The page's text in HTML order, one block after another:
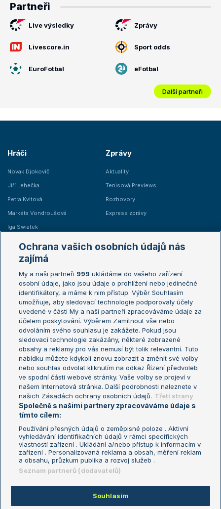
Partneři
Live výsledky Zprávy
Livescore.in Sport odds
EuroFotbal eFotbal
Další partneři
Hráči
Novak Djokovič
Jiří Lehečka
Petra Kvitová
Markéta Vondroušová
Iga Swiatek
Zprávy
Aktuality
Tenisová Previews
Rozhovory
Express zprávy
Žebříčky
Žebříček ATP (muži)
Žebříček WTA (ženy)
Sázkařský žebříček
Australian Open
French Open
Wimbledon
US Open
Turnaj mistrů
Turnaj mistryň
Aktualní trendy
Fotbalové přestupy
Livesport Daily
LS Prague Open
Podmínky užití
Nastavení soukromí
GDPR a žurnalistika
Reklama
Kontakt
Informace o zpracování osobních
údajů
Copyright © 2008-2026 TenisPortal.cz. Využíváme zpravodajství ČTK.
Ochrana vašich osobních údajů nás
zajímá
My a naši partneři 999 ukládáme do vašeho zařízení
osobní údaje, jako jsou údaje o prohlížení nebo jedinečné
identifikátory, a máme k nim přístup. Výběr Souhlasím
umožňuje, aby sledovací technologie podporovaly účely
uvedené v části My a naši partneři zpracováváme údaje za
účelem poskytování. Výběrem Zamítnout vše nebo
odvoláním svého souhlasu je zakážete. Pokud jsou
sledovací technologie zakázány, některé zobrazené
obsahy a reklamy pro vás nemusí být tolik relevantní. Tuto
nabídku můžete kdykoli znovu zobrazit a změnit své volby
nebo souhlas odvolat kliknutím na odkaz Řízení předvoleb
ve spodní části webové stránky. Vaše volby se projeví v
našem Internetová stránka. Další podrobnosti naleznete v
našich Zásadách ochrany osobních údajů. Třetí strany
Společně s našimi partnery zpracováváme údaje s
tímto cílem:
Používání přesných údajů o zeměpisné poloze . Aktivní
vyhledávání identifikačních údajů v rámci specifických
vlastností zařízení . Ukládání a/nebo přístup k informacím v
zařízení . Personalizovaná reklama a obsah, měření reklam
a obsahu, průzkum publika a rozvoj služeb .
Seznam partnerů (dodavatelů)
Souhlasím